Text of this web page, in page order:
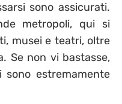
sono assicurati.
metropoli, qui si
musei e teatri, oltre
Se non vi bastasse,
estremamente